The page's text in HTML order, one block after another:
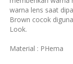
warna lens saat
Brown cocok
Look.
Material : PHema